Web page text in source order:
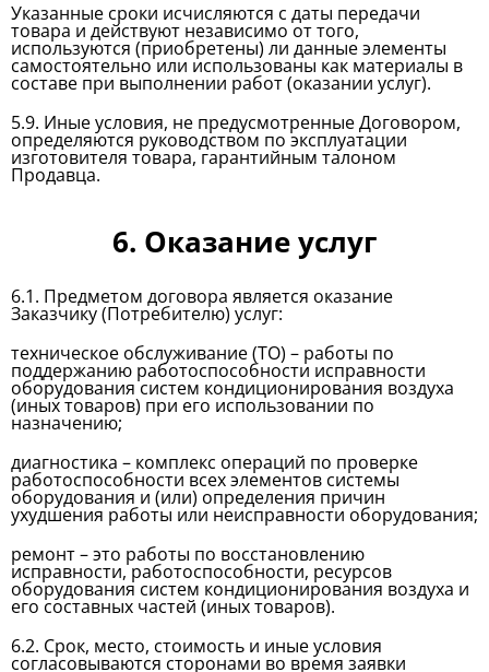
Указанные сроки исчисляются с даты передачи
товара и действуют независимо от того,
используются (приобретены) ли данные элементы
самостоятельно или использованы как материалы в
составе при выполнении работ (оказании услуг).
5.9. Иные условия, не предусмотренные Договором,
определяются руководством по эксплуатации
изготовителя товара, гарантийным талоном
Продавца.
6. Оказание услуг
6.1. Предметом договора является оказание
Заказчику (Потребителю) услуг:
техническое обслуживание (ТО) – работы по
поддержанию работоспособности исправности
оборудования систем кондиционирования воздуха
(иных товаров) при его использовании по
назначению;
диагностика – комплекс операций по проверке
работоспособности всех элементов системы
оборудования и (или) определения причин
ухудшения работы или неисправности оборудования;
ремонт – это работы по восстановлению
исправности, работоспособности, ресурсов
оборудования систем кондиционирования воздуха и
его составных частей (иных товаров).
6.2. Срок, место, стоимость и иные условия
согласовываются сторонами во время заявки